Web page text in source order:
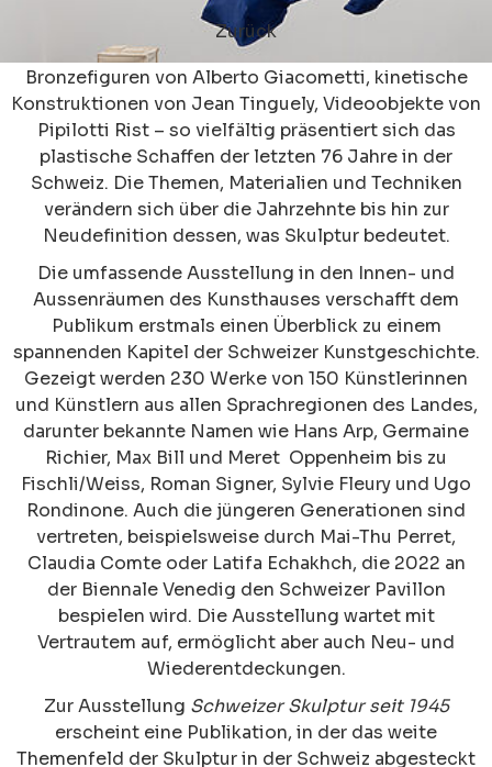
Zurück
Bronzefiguren von Alberto Giacometti, kinetische
Konstruktionen von Jean Tinguely, Videoobjekte von
Pipilotti Rist – so vielfältig präsentiert sich das
plastische Schaffen der letzten 76 Jahre in der
Schweiz. Die Themen, Materialien und Techniken
verändern sich über die Jahrzehnte bis hin zur
Neudefinition dessen, was Skulptur bedeutet.
Die umfassende Ausstellung in den Innen- und
Aussenräumen des Kunsthauses verschafft dem
Publikum erstmals einen Überblick zu einem
spannenden Kapitel der Schweizer Kunstgeschichte.
Gezeigt werden 230 Werke von 150 Künstlerinnen
und Künstlern aus allen Sprachregionen des Landes,
darunter bekannte Namen wie Hans Arp, Germaine
Richier, Max Bill und Meret Oppenheim bis zu
Fischli/Weiss, Roman Signer, Sylvie Fleury und Ugo
Rondinone. Auch die jüngeren Generationen sind
vertreten, beispielsweise durch Mai-Thu Perret,
Claudia Comte oder Latifa Echakhch, die 2022 an
der Biennale Venedig den Schweizer Pavillon
bespielen wird. Die Ausstellung wartet mit
Vertrautem auf, ermöglicht aber auch Neu- und
Wiederentdeckungen.
Zur Ausstellung Schweizer Skulptur seit 1945
erscheint eine Publikation, in der das weite
Themenfeld der Skulptur in der Schweiz abgesteckt